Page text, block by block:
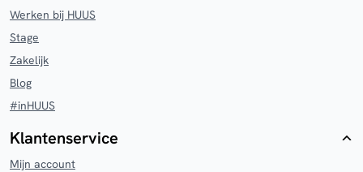
Werken bij HUUS
Stage
Zakelijk
Blog
#inHUUS
Klantenservice
Mijn account